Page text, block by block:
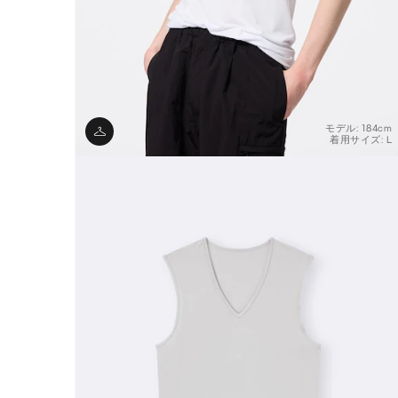
モデル: 184cm
着用サイズ: L